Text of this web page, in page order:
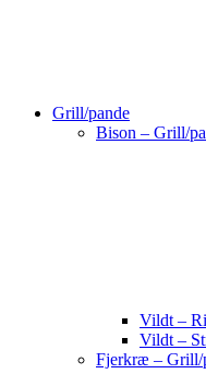
Grill/pande
Bison – Grill/
Vildt –
Vildt –
Fjerkræ – Grill/